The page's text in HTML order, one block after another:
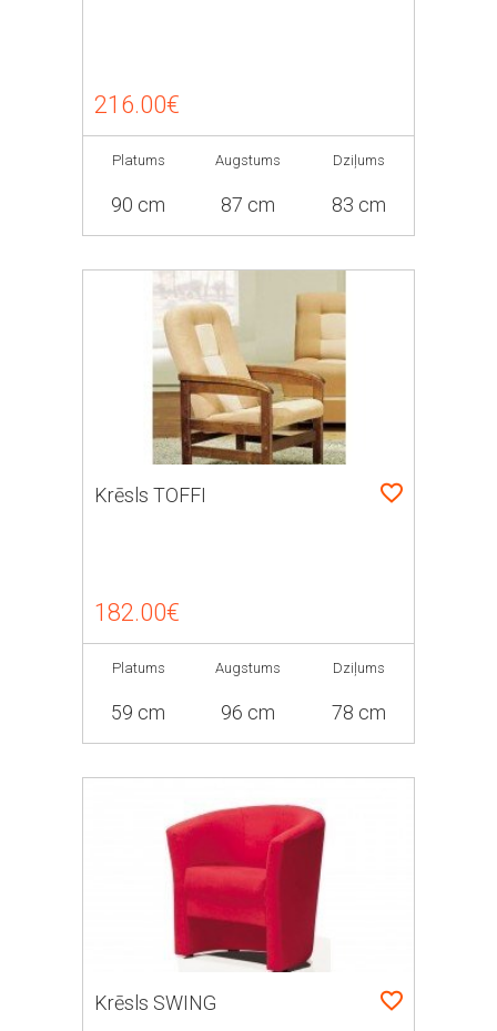
216.00€
Platums
90 cm
Augstums
87 cm
Dziļums
83 cm
Krēsls TOFFI
182.00€
Platums
59 cm
Augstums
96 cm
Dziļums
78 cm
Krēsls SWING